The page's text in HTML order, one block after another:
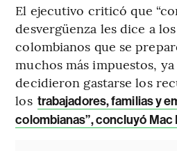
El ejecutivo criticó que
desvergüenza les dice a
colombianos que se
muchos más impuestos,
decidieron gastarse los
los trabajadores, familias y
colombianas”, concluyó Mac